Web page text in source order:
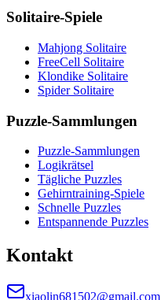
Solitaire-Spiele
Mahjong Solitaire
FreeCell Solitaire
Klondike Solitaire
Spider Solitaire
Puzzle-Sammlungen
Puzzle-Sammlungen
Logikrätsel
Tägliche Puzzles
Gehirntraining-Spiele
Schnelle Puzzles
Entspannende Puzzles
Kontakt
xiaolin681502@gmail.com